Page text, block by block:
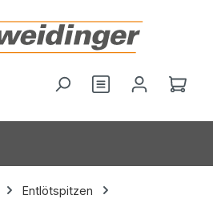
Du hast 0
Entlötspitzen